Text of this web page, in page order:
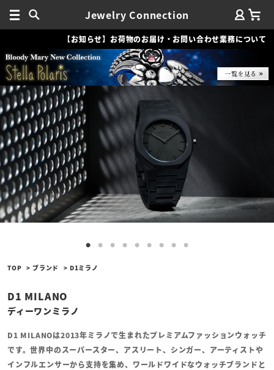
Jewelry Connection
【お知らせ】お荷物のお届け・お問い合わせ業務について
TOP ブランド D1ミラノ
D1 MILANO
ディーワンミラノ
D1 MILANOは2013年ミラノで生まれたプレミアムファッションウォッチ
です。世界中のスーパースター、アスリート、シンガー、アーティストや
インフルエンサーから支持を集め、ワールドワイドなウォッチブランドと